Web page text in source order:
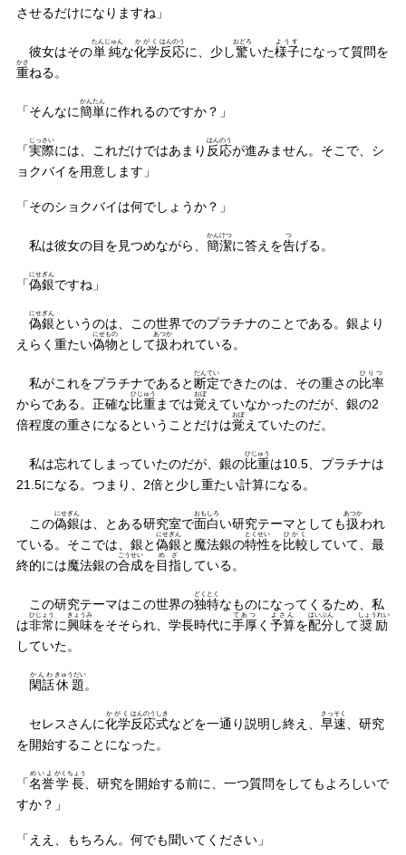
させるだけになりますね」
彼女はその単純
たんじゅん
な化学
かがく
反応
はんのう
に、少し驚
おどろ
いた様子
ようす
になって質問を
重
かさ
ねる。
「そんなに簡単
かんたん
に作れるのですか？」
「実際
じっさい
には、これだけではあまり 反応
はんのう
が進みません。そこで、シ
ョクバイを用意します」
「そのショクバイは何でしょうか？」
私は彼女の目を見つめながら、 簡潔
かんけつ
に答えを告
つ
げる。
「偽銀
にせぎん
ですね」
偽銀
にせぎん
というのは、この世界でのプラチナのことである。銀より
えらく重たい偽物
にせもの
として扱
あつか
われている。
私がこれをプラチナであると 断定
だんてい
できたのは、その重さの比率
ひりつ
からである。正確な比重
ひじゅう
までは覚
おぼ
えていなかったのだが、銀の2
倍程度の重さになるということだけは覚
おぼ
えていたのだ。
私は忘れてしまっていたのだが、銀の比重
ひじゅう
は10.5、プラチナは
21.5になる。つまり、2倍と少し重たい計算になる。
この偽銀
にせぎん
は、とある研究室で面白
おもしろ
い研究テーマとしても扱
あつか
われ
ている。そこでは、銀と偽銀
にせぎん
と魔法銀の特性
とくせい
を比較
ひかく
していて、最
終的には魔法銀の合成
ごうせい
を目指
めざ
している。
この研究テーマはこの世界の独特
どくとく
なものになってくるため、私
は非常
ひじょう
に興味
きょうみ
をそそられ、学長時代に手厚
てあつ
く 予算
よさん
を配分
はいぶん
して奨励
しょうれい
していた。
閑話
かんわ
休題
きゅうだい
。
セレスさんに化学
かがく
反応式
はんのうしき
などを一通り説明し終え、 早速
さっそく
、研究
を開始することになった。
「名誉
めいよ
学長
がくちょう
、研究を開始する前に、一つ質問をしてもよろしいで
すか？」
「ええ、もちろん。何でも聞いてください」